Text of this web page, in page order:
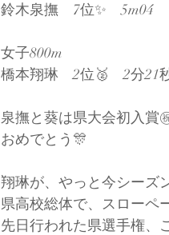
鈴木泉撫　7位✨　5m04
女子800m
橋本翔琳　2位🥈　2分21
泉撫と葵は県大会初入賞
おめでとう🎊
翔琳が、やっと今シーズ
県高校総体で、スローペ
先日行われた県選手権、